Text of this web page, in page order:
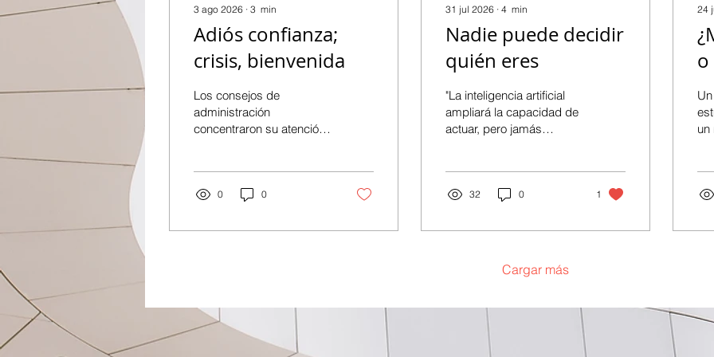
3 ago 2026 ∙ 3 min
Adiós confianza;
crisis, bienvenida
Los consejos de
administración
concentraron su atención
rentabilidad. Todos siguen
claro. Pero ya resultan
la alta dirección de
empresas aprendió (en
algunos casos, claro) a
0 0
31 jul 2026 ∙ 4 min
Nadie puede decidir
quién eres
"La inteligencia artificial
ampliará la capacidad de
actuar, pero jamás
manera ética y con toda
conciencia", afirma Luis
Jurídica | Boletín de
análisis empresarial El día
puede decidir quién eres,
habrás entendido el
verdadero liderazgo.
32 0 1
24
o
un
Cargar más